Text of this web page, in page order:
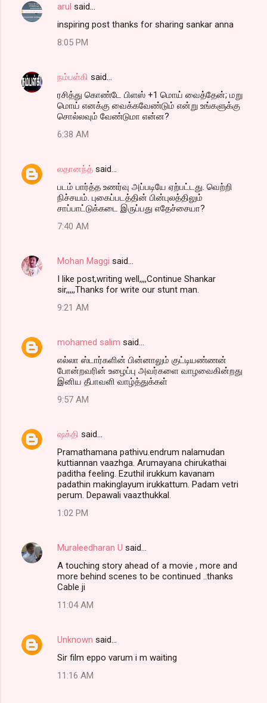
arul said…
inspiring post thanks for sharing sankar anna
8:05 PM
நம்பள்கி said…
ரசித்து கொண்டே பிளஸ் +1 மொய் வைத்தேன்; மறு
மொய் எனக்கு வைக்கவேண்டும் என்று உங்களுக்கு
சொல்லவும் வேண்டுமா என்ன?
6:38 AM
லதானந்த் said…
படம் பார்த்த உணர்வு அப்படியே ஏற்பட்டது. வெற்றி
நிச்சயம். புகைப்படத்தின் பின்புலத்திலும்
சாப்பாட்டுக்கடை இருப்பது எதேச்சையா?
7:40 AM
Mohan Maggi said…
I like post,writing well,,,,Continue Shankar
sir,,,,,Thanks for write our stunt man.
9:21 AM
mohamed salim said…
எல்லா ஸ்டார்களின் பின்னாலும் குட்டியண்ணன்
போன்றவரின் உழைப்பு அவர்களை வாழவைகின்றது
இனிய தீபாவளி வாழ்த்துக்கள்
9:57 AM
ஷக்தி said…
Pramathamana pathivu.endrum nalamudan
kuttiannan vaazhga. Arumayana chirukathai
paditha feeling. Ezuthil irukkum kavanam
padathin makinglayum irukkattum. Padam vetri
perum. Depawali vaazthukkal.
1:02 PM
Muraleedharan U said…
A touching story ahead of a movie , more and
more behind scenes to be continued ..thanks
Cable ji
11:04 AM
Unknown said…
Sir film eppo varum i m waiting
11:16 AM